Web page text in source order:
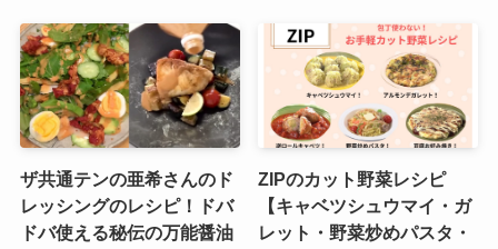
ザ共通テンの亜希さんのド
レッシングのレシピ！ドバ
ドバ使える秘伝の万能醤油
ZIPのカット野菜レシピ
【キャベツシュウマイ・ガ
レット・野菜炒めパスタ・